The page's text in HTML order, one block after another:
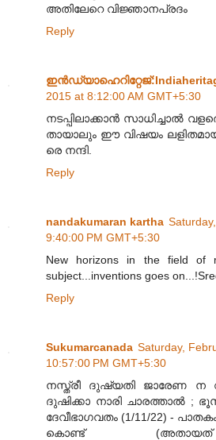
അതിലേറെ വിജ്ഞാനപ്രദം
Reply
2015 at 8:12:00 AM GMT+5:30
നടപ്പിലാക്കാൻ സാധിച്ചാൽ
തായാലും ഈ വിഷയം
രെ നന്ദി.
Reply
nandakumaran kartha
9:40:00 PM GMT+5:30
New horizons in the field of
subject...inventions goes
Reply
Sukumarcanada Saturday,
10:57:00 PM GMT+5:30
നസ്ത്രീ ദുഷ്യതി ജാരേണ ന
ദുഷിക്കാ നാരി ചാരത്താല്‍ ;
ദേവീഭാഗവതം (1/11/22) -
കൊണ്ട് (അതായത്